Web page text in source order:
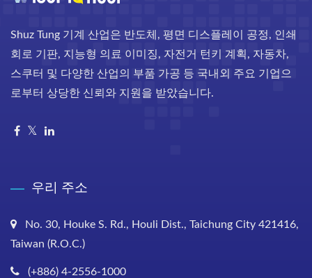
Shuz Tung 기계 산업은 반도체, 평면 디스플레이 공정, 인쇄
회로 기판, 지능형 의료 이미징, 자전거 턴키 계획, 자동차,
스쿠터 및 다양한 산업의 부품 가공 등 국내외 주요 기업으
로부터 상당한 신뢰와 지원을 받았습니다.
우리 주소
No. 30, Houke S. Rd., Houli Dist., Taichung City 421416,
Taiwan (R.O.C.)
(+886) 4-2556-1000